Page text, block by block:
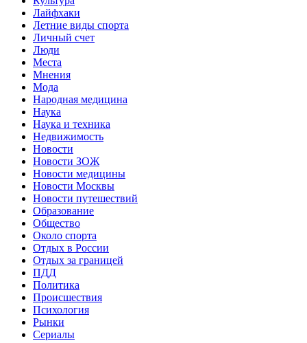
Лайфхаки
Летние виды спорта
Личный счет
Люди
Места
Мнения
Мода
Народная медицина
Наука
Наука и техника
Недвижимость
Новости
Новости ЗОЖ
Новости медицины
Новости Москвы
Новости путешествий
Образование
Общество
Около спорта
Отдых в России
Отдых за границей
ПДД
Политика
Происшествия
Психология
Рынки
Сериалы